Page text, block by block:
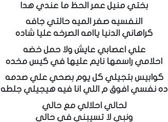
بختي منيل عمر الحظ ما عندي هدا
النفسيه صفر الميه حالتي جافه
كراهاني الدنيا ياامه الصرخه عليا شاده
علي اعصابي عايش ولا حمل خضه
احلامي راسمها نايم عليها في كيس مخده
كوابيس بتجيلي كل يوم بصحي علي صدمه
ده نفسي افوق م اللي انا فيه هيجيلي جلطه
لحالي احلالي مع حالي
ونبي لا تسيبني في حالي